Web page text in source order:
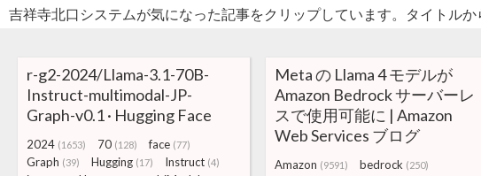
吉祥寺北口システムが気になった記事をクリップしています。タイトル
r-g2-2024/Llama-3.1-70B-
Instruct-multimodal-JP-
Graph-v0.1 · Hugging Face
2024 (1653) 70 (128) face (77)
Graph (39) Hugging (17) Instruct (4)
Meta の Llama 4 モデルが
Amazon Bedrock サーバーレ
スで使用可能に | Amazon
Web Services ブログ
Amazon (9591) bedrock (250)